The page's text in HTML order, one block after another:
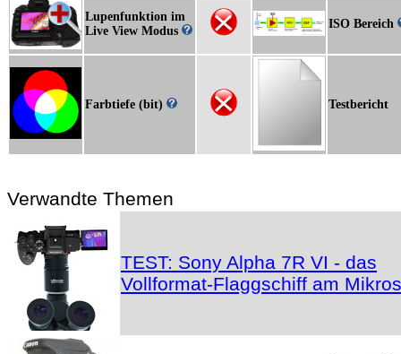
Lupenfunktion im
Live View Modus
ISO Bereich
Farbtiefe (bit) Testbericht
Verwandte Themen
TEST: Sony Alpha 7R VI - das
Vollformat-Flaggschiff am